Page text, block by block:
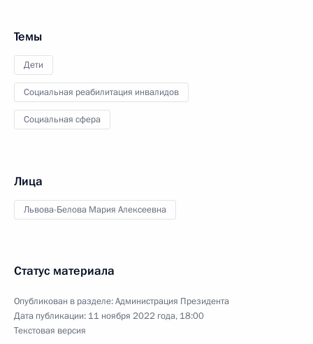
Темы
Дети
Социальная реабилитация инвалидов
Социальная сфера
Лица
Львова-Белова Мария Алексеевна
Статус материала
Опубликован в разделе:Администрация Президента
Дата публикации: 11 ноября 2022 года, 18:00
Текстовая версия